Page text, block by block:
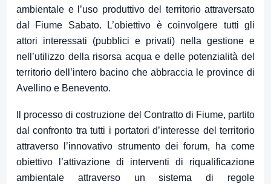
ambientale e l’uso produttivo del territorio attraversato
dal Fiume Sabato. L’obiettivo è coinvolgere tutti gli
attori interessati (pubblici e privati) nella gestione e
nell’utilizzo della risorsa acqua e delle potenzialità del
territorio dell’intero bacino che abbraccia le province di
Avellino e Benevento.
Il processo di costruzione del Contratto di Fiume, partito
dal confronto tra tutti i portatori d’interesse del territorio
attraverso l’innovativo strumento dei forum, ha come
obiettivo l’attivazione di interventi di riqualificazione
ambientale attraverso un sistema di regole